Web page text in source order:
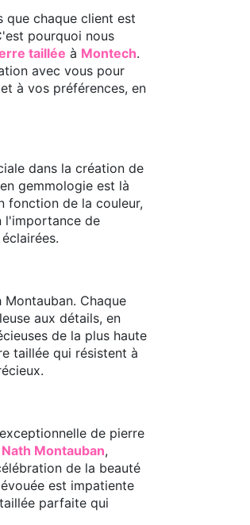
que chaque client est
pourquoi nous
taillée à Montech.
avec vous pour
à vos préférences, en
dans la création de
gemmologie est là
fonction de la couleur,
l'importance de
Chaque
aux détails, en
de la plus haute
taillée qui résistent à
de pierre
Montauban,
de la beauté
est impatiente
parfaite qui